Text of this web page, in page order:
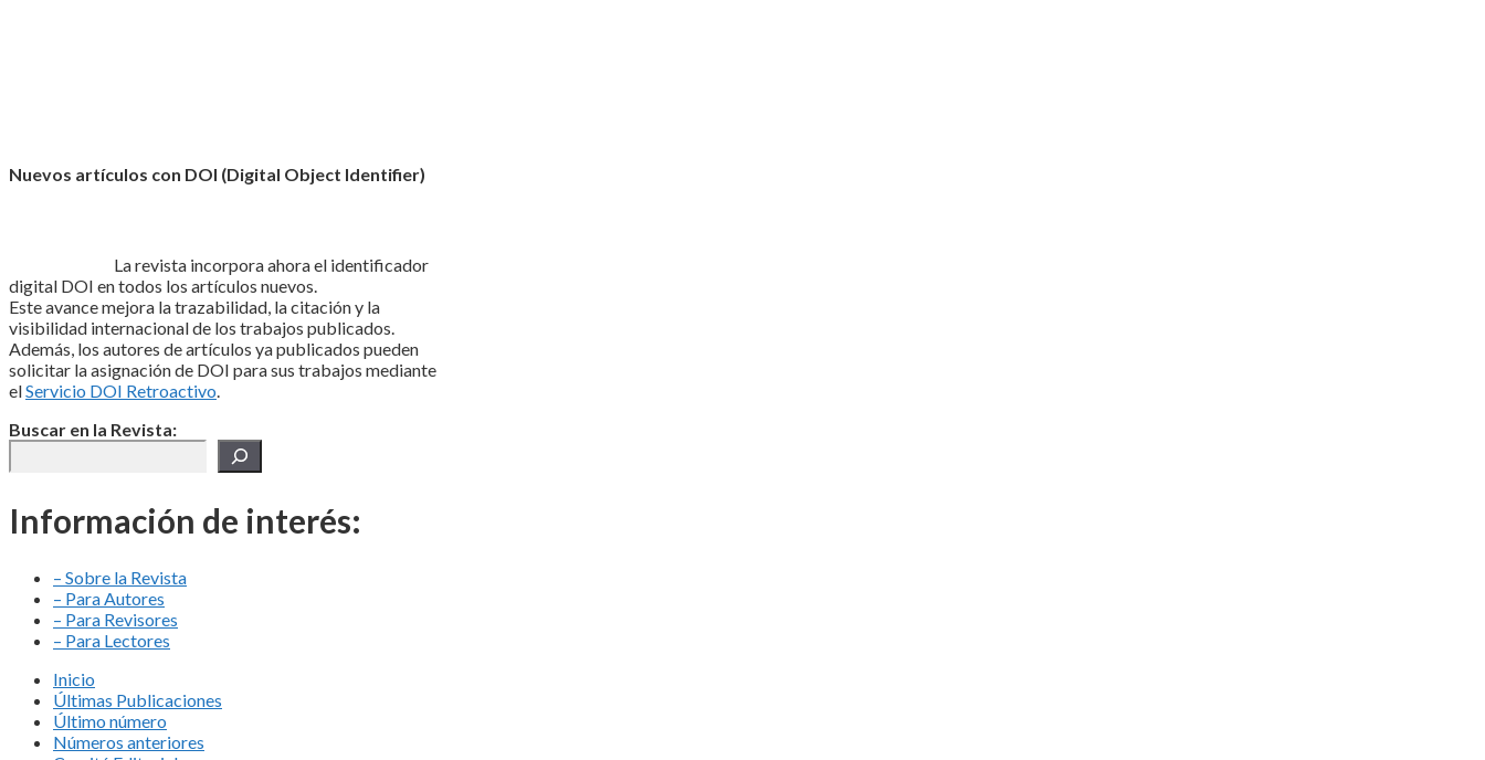
Nuevos artículos con DOI (Digital Object Identifier)
La revista incorpora ahora el identificador
digital DOI en todos los artículos nuevos.
Este avance mejora la trazabilidad, la citación y la
visibilidad internacional de los trabajos publicados.
Además, los autores de artículos ya publicados pueden
solicitar la asignación de DOI para sus trabajos mediante
elServicio DOI Retroactivo
Buscar en la Revista:
Información de interés:
– Sobre la Revista
– Para Autores
– Para Revisores
– Para Lectores
Inicio
Últimas Publicaciones
Último número
Números anteriores